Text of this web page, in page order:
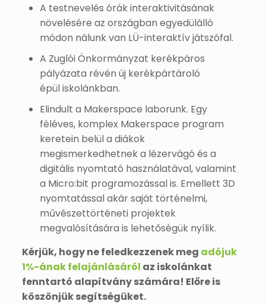
A testnevelés órák interaktivitásának
növelésére az országban egyedülálló
módon nálunk van LÜ-interaktív játszófal.
A Zuglói Önkormányzat kerékpáros
pályázata révén új kerékpártároló
épül iskolánkban.
Elindult a Makerspace laborunk. Egy
féléves, komplex Makerspace program
keretein belül a diákok
megismerkedhetnek a lézervágó és a
digitális nyomtató használatával, valamint
a Micro:bit programozással is. Emellett 3D
nyomtatással akár saját történelmi,
művészettörténeti projektek
megvalósítására is lehetőségük nyílik.
Kérjük, hogy ne feledkezzenek meg adójuk
1%-ának felajánlásáról az iskolánkat
fenntartó alapítvány számára! Előre is
köszönjük segítségüket.